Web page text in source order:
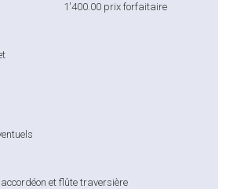
1'400.00 prix forfaitaire
et flûte traversière